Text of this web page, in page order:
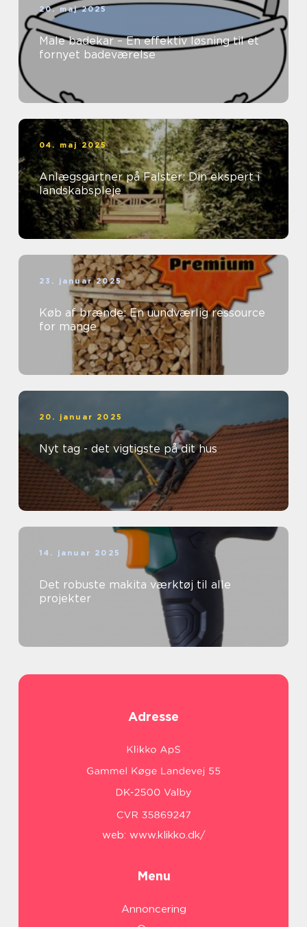
20. maj 2025
Male badekar – En effektiv løsning til et
fornyet badeværelse
04. maj 2025
Anlægsgartner på Falster: Din ekspert i
landskabspleje
23. januar 2025
Køb af brænde: En uundværlig ressource
for mange
20. januar 2025
Nyt tag - det vigtigste på dit hus
14. januar 2025
Det robuste makita værktøj til alle
projekter
Adresse
web: www.klikko.dk/
Menu
Annoncering